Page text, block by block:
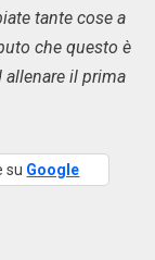
tante cose a
che questo è
il prima
su Google